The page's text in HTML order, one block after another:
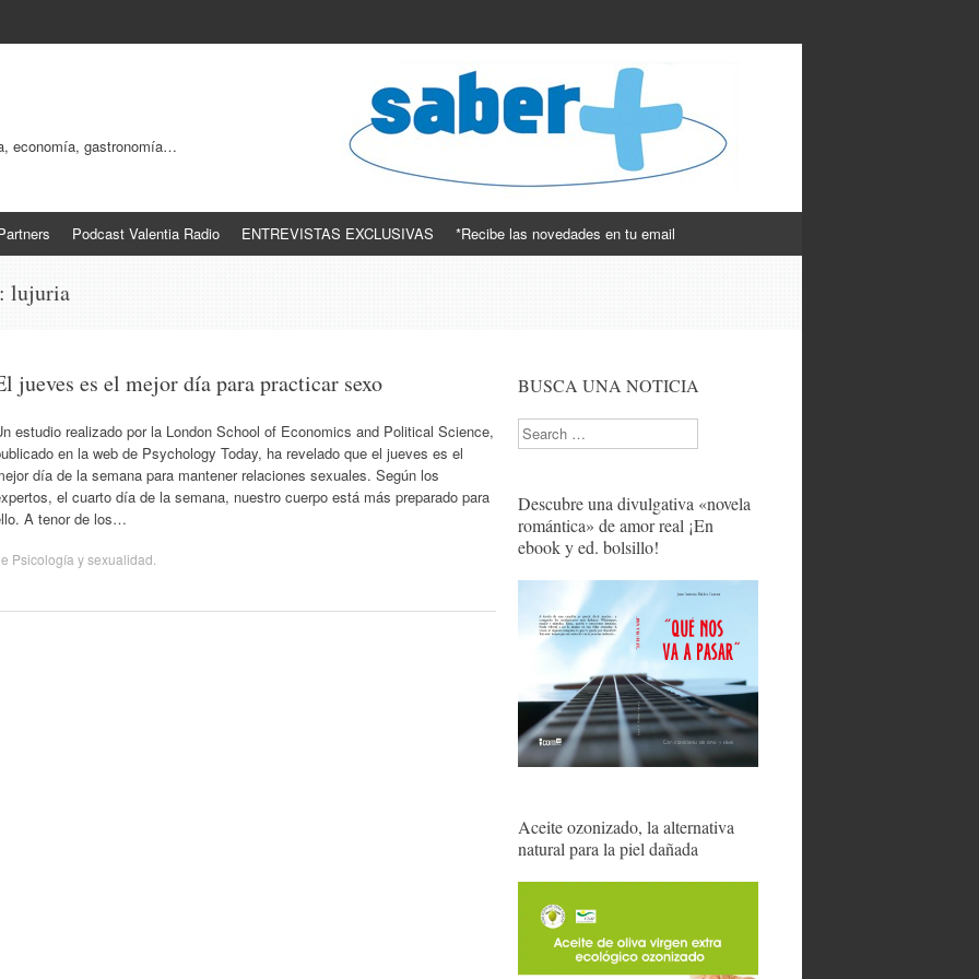
economía, gastronomía…
Podcast Valentia Radio ENTREVISTAS EXCLUSIVAS *Recibe las novedades en tu email
lujuria
jueves es el mejor día para practicar sexo
estudio realizado por la London School of Economics and Political Science,
en la web de Psychology Today, ha revelado que el jueves es el
día de la semana para mantener relaciones sexuales. Según los
el cuarto día de la semana, nuestro cuerpo está más preparado para
A tenor de los…
Psicología y sexualidad
BUSCA UNA NOTICIA
Search
Descubre una divulgativa «novela
romántica» de amor real ¡En
ebook y ed. bolsillo!
Aceite ozonizado, la alternativa
natural para la piel dañada